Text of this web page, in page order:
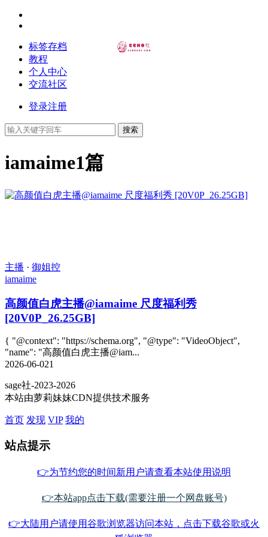
标签存档
教程
个人中心
交流社区
登录注册
搜索
iamaime1篇
主播 · 御姐控
iamaime
高颜值白虎主播@iamaime 尺度福利秀
[20V0P_26.25GB]
{ "@context": "https://schema.org", "@type": "VideoObject",
"name": "高颜值白虎主播@iam...
2026-06-021
sage社-2023-2026
本站由萝莉妹妹CDN提供技术服务
首页 发现 VIP 我的
站点提示
👉为节约您的时间新用户请查看本站使用说明
👉本站app点击下载(需要注册一个网盘账号)
👉大陆用户请使用谷歌浏览器访问本站，点击下载谷歌或火